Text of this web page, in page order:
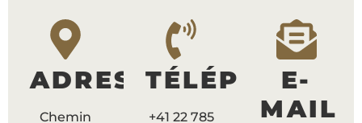
ADRESSE
Chemin
TÉLÉPHONE
+41 22 785
E-
MAIL